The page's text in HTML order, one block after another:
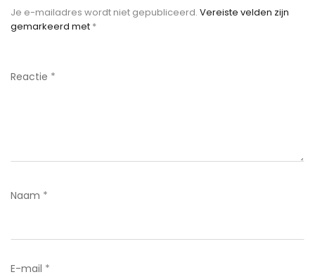
Je e-mailadres wordt niet gepubliceerd. Vereiste velden zijn
gemarkeerd met *
Reactie *
Naam *
E-mail *